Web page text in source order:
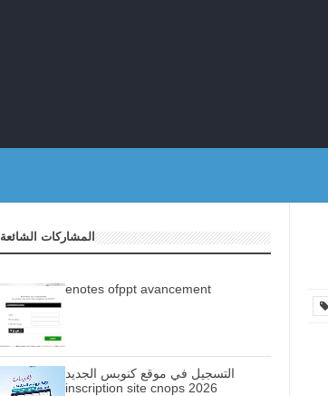
المشاركات الشائعة
enotes ofppt avancement
التسجيل في موقع كنوبس الجديد
inscription site cnops 2026